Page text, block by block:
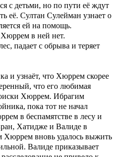
с детьми, но по пути её ждут
её. Султан Сулейман узнает о
ей на помощь.
Хюррем в ней нет.
падает с обрыва и теряет
и узнаёт, что Хюррем скорее
что его любимая
Хюррем. Ибрагим
пока тот не начал
в беспамятстве в лесу и
Хатидже и Валиде в
Хюррем вновь удалось выжить
Валиде приказывает